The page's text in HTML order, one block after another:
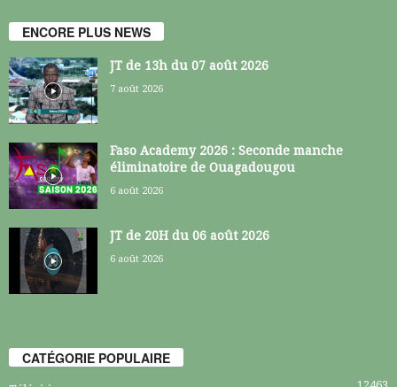
ENCORE PLUS NEWS
JT de 13h du 07 août 2026
7 août 2026
Faso Academy 2026 : Seconde manche
éliminatoire de Ouagadougou
6 août 2026
JT de 20H du 06 août 2026
6 août 2026
CATÉGORIE POPULAIRE